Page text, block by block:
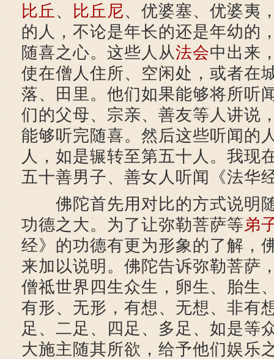
比丘、 比丘尼、优婆塞、优婆夷
的人，不论是年长的还是年幼的
随喜之心。这些人从法会中出来
使在僧人住所、空闲处，或者在
落、田里。他们如果能够将所听
们的父母、宗亲、善友等人讲说
能够听完随喜。然后这些听闻的
人，如是辗转至第五十人。我现
五十善男子、善女人听闻《法华
佛陀首先用对比的方式说明
功德之大。为了让弥勒菩萨等弟
经》的功德有更为形象的了解，
来加以说明。佛陀告诉弥勒菩萨
僧祗世界四生众生，卵生、胎生
有形、无形，有想、无想、非有
足、二足、四足、多足、如是等
大施主随其所欲，给予他们娱乐